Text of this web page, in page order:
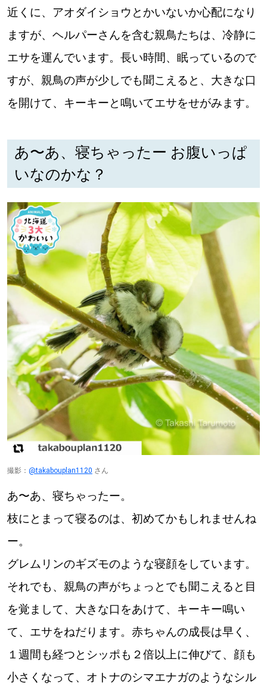
近くに、アオダイショウとかいないか心配になり
ますが、ヘルパーさんを含む親鳥たちは、冷静に
エサを運んでいます。長い時間、眠っているので
すが、親鳥の声が少しでも聞こえると、大きな口
を開けて、キーキーと鳴いてエサをせがみます。
あ〜あ、寝ちゃったー お腹いっぱ
いなのかな？
撮影： @takabouplan1120 さん
あ〜あ、寝ちゃったー。
枝にとまって寝るのは、初めてかもしれませんね
ー。
グレムリンのギズモのような寝顔をしています。
それでも、親鳥の声がちょっとでも聞こえると目
を覚まして、大きな口をあけて、キーキー鳴い
て、エサをねだります。赤ちゃんの成長は早く、
１週間も経つとシッポも２倍以上に伸びて、顔も
小さくなって、オトナのシマエナガのようなシル